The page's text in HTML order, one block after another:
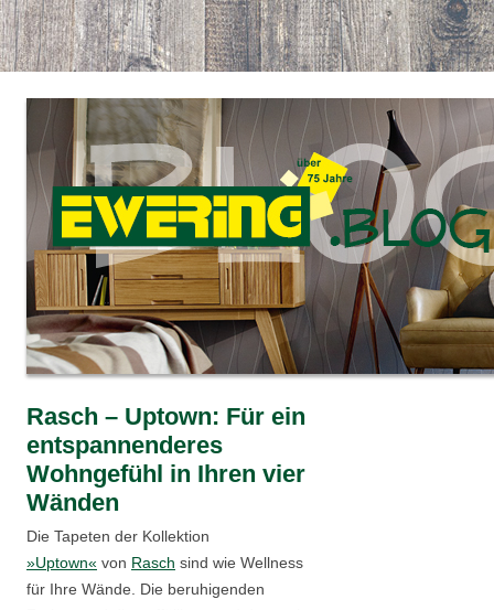
Rasch – Uptown: Für ein
entspannenderes
Wohngefühl in Ihren vier
Wänden
Die Tapeten der Kollektion
»Uptown« von Rasch sind wie Wellness
für Ihre Wände. Die beruhigenden